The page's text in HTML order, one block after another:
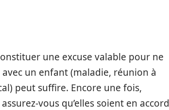
une excuse valable pour ne
un enfant (maladie, réunion à
peut suffire. Encore une fois,
vous qu’elles soient en accord